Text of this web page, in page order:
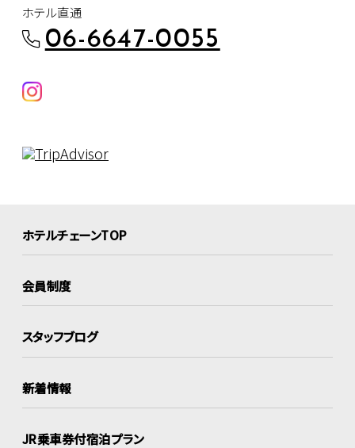
ホテル直通
06-6647-0055
ホテルチェーンTOP
会員制度
スタッフブログ
新着情報
JR乗車券付宿泊プラン